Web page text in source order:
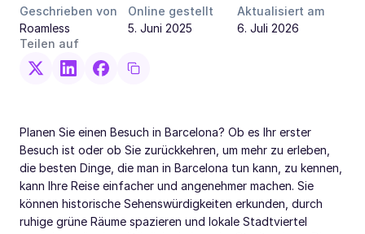
Geschrieben von
Roamless
Online gestellt
5. Juni 2025
Aktualisiert am
6. Juli 2026
Teilen auf
Planen Sie einen Besuch in Barcelona? Ob es Ihr erster
Besuch ist oder ob Sie zurückkehren, um mehr zu erleben,
die besten Dinge, die man in Barcelona tun kann, zu kennen,
kann Ihre Reise einfacher und angenehmer machen. Sie
können historische Sehenswürdigkeiten erkunden, durch
ruhige grüne Räume spazieren und lokale Stadtviertel